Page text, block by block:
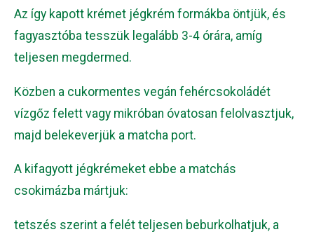
Az így kapott krémet jégkrém formákba öntjük, és
fagyasztóba tesszük legalább 3-4 órára, amíg
teljesen megdermed.
Közben a cukormentes vegán fehércsokoládét
vízgőz felett vagy mikróban óvatosan felolvasztjuk,
majd belekeverjük a matcha port.
A kifagyott jégkrémeket ebbe a matchás
csokimázba mártjuk:
tetszés szerint a felét teljesen beburkolhatjuk, a